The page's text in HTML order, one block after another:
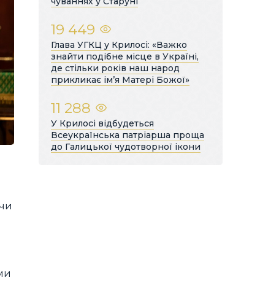
19 449
Глава УГКЦ у Крилосі: «Важко
знайти подібне місце в Україні,
де стільки років наш народ
прикликає ім’я Матері Божої»
11 288
У Крилосі відбудеться
Всеукраїнська патріарша проща
до Галицької чудотворної ікони